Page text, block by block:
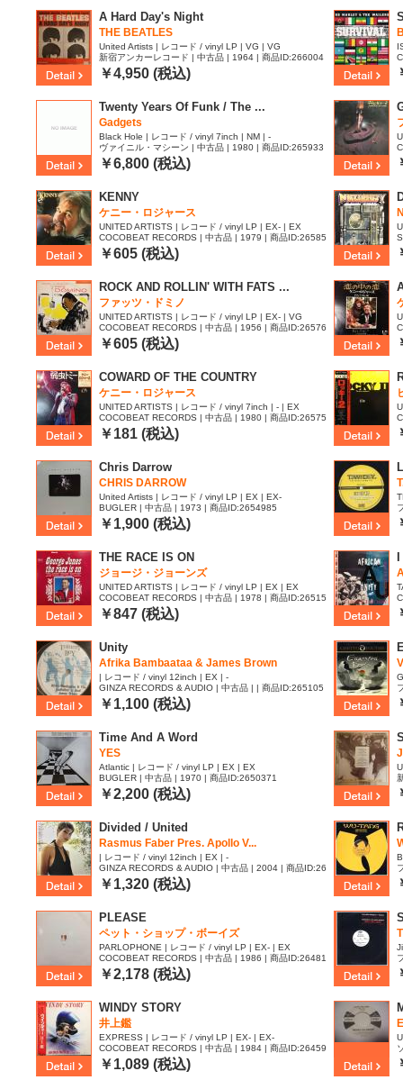
A Hard Day's Night
THE BEATLES
United Artists | レコード / vinyl LP | VG | VG
新宿アンカーレコード | 中古品 | 1964 | 商品ID:266004
6￥4,950 (税込)
Twenty Years Of Funk / The ...
Gadgets
Black Hole | レコード / vinyl 7inch | NM | -
ヴァイニル・マシーン | 中古品 | 1980 | 商品ID:265933
5￥6,800 (税込)
KENNY
ケニー・ロジャース
UNITED ARTISTS | レコード / vinyl LP | EX- | EX
COCOBEAT RECORDS | 中古品 | 1979 | 商品ID:26585
29
￥605 (税込)
ROCK AND ROLLIN' WITH FATS ...
ファッツ・ドミノ
UNITED ARTISTS | レコード / vinyl LP | EX- | VG
COCOBEAT RECORDS | 中古品 | 1956 | 商品ID:26576
82
￥605 (税込)
COWARD OF THE COUNTRY
ケニー・ロジャース
UNITED ARTISTS | レコード / vinyl 7inch | - | EX
COCOBEAT RECORDS | 中古品 | 1980 | 商品ID:26575
61
￥181 (税込)
Chris Darrow
CHRIS DARROW
United Artists | レコード / vinyl LP | EX | EX-
BUGLER | 中古品 | 1973 | 商品ID:2654985
￥1,900 (税込)
THE RACE IS ON
ジョージ・ジョーンズ
UNITED ARTISTS | レコード / vinyl LP | EX | EX
COCOBEAT RECORDS | 中古品 | 1978 | 商品ID:26515
27
￥847 (税込)
Unity
Afrika Bambaataa & James Brown
| レコード / vinyl 12inch | EX | -
GINZA RECORDS & AUDIO | 中古品 | | 商品ID:265105
3￥1,100 (税込)
Time And A Word
YES
Atlantic | レコード / vinyl LP | EX | EX
BUGLER | 中古品 | 1970 | 商品ID:2650371
￥2,200 (税込)
6
Divided / United
Rasmus Faber Pres. Apollo V...
| レコード / vinyl 12inch | EX | -
GINZA RECORDS & AUDIO | 中古品 | 2004 | 商品ID:26
48743
￥1,320 (税込)
PLEASE
ペット・ショップ・ボーイズ
PARLOPHONE | レコード / vinyl LP | EX- | EX
COCOBEAT RECORDS | 中古品 | 1986 | 商品ID:26481
18
￥2,178 (税込)
WINDY STORY
井上鑑
EXPRESS | レコード / vinyl LP | EX- | EX-
COCOBEAT RECORDS | 中古品 | 1984 | 商品ID:26459
41
￥1,089 (税込)